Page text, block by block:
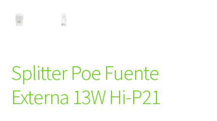
Splitter Poe Fuente
Externa 13W Hi-P21